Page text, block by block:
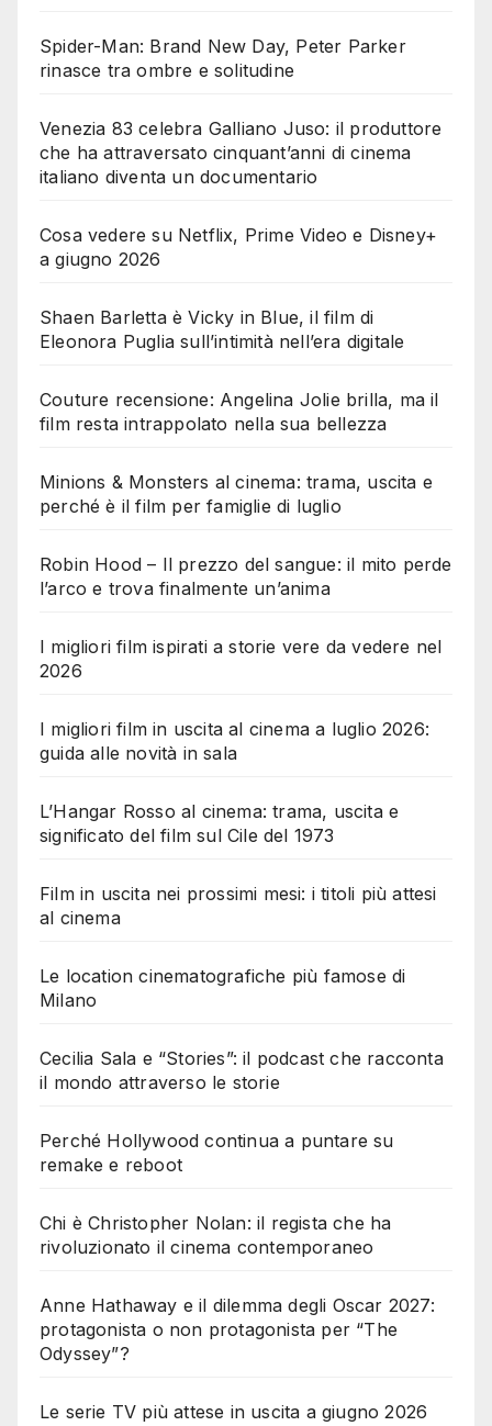
Spider-Man: Brand New Day, Peter Parker
rinasce tra ombre e solitudine
Venezia 83 celebra Galliano Juso: il produttore
che ha attraversato cinquant’anni di cinema
italiano diventa un documentario
Cosa vedere su Netflix, Prime Video e Disney+
a giugno 2026
Shaen Barletta è Vicky in Blue, il film di
Eleonora Puglia sull’intimità nell’era digitale
Couture recensione: Angelina Jolie brilla, ma il
film resta intrappolato nella sua bellezza
Minions & Monsters al cinema: trama, uscita e
perché è il film per famiglie di luglio
Robin Hood – Il prezzo del sangue: il mito perde
l’arco e trova finalmente un’anima
I migliori film ispirati a storie vere da vedere nel
2026
I migliori film in uscita al cinema a luglio 2026:
guida alle novità in sala
L’Hangar Rosso al cinema: trama, uscita e
significato del film sul Cile del 1973
Film in uscita nei prossimi mesi: i titoli più attesi
al cinema
Le location cinematografiche più famose di
Milano
Cecilia Sala e “Stories”: il podcast che racconta
il mondo attraverso le storie
Perché Hollywood continua a puntare su
remake e reboot
Chi è Christopher Nolan: il regista che ha
rivoluzionato il cinema contemporaneo
Anne Hathaway e il dilemma degli Oscar 2027:
protagonista o non protagonista per “The
Odyssey”?
Le serie TV più attese in uscita a giugno 2026